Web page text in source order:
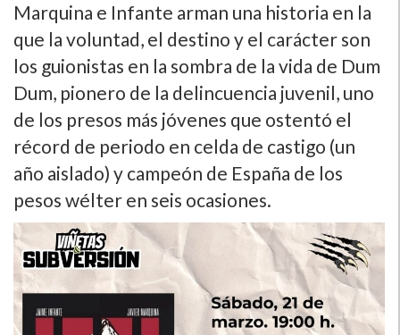
Marquina e Infante arman una historia en la
que la voluntad, el destino y el carácter son
los guionistas en la sombra de la vida de Dum
Dum, pionero de la delincuencia juvenil, uno
de los presos más jóvenes que ostentó el
récord de periodo en celda de castigo (un
año aislado) y campeón de España de los
pesos wélter en seis ocasiones.